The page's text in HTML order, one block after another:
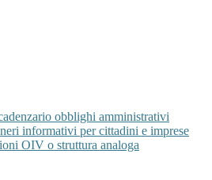
obblighi amministrativi
informativi per cittadini e imprese
OIV o struttura analoga